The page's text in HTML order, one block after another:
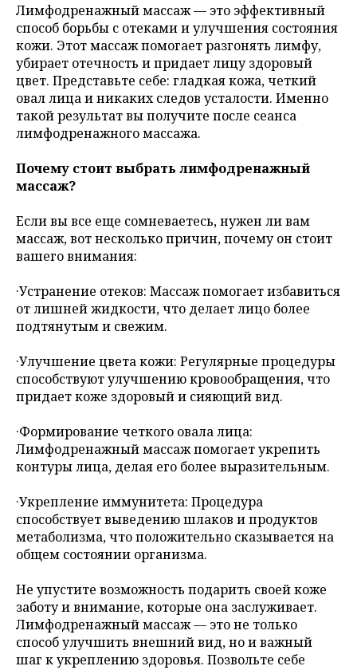
Лимфодренажный массаж — это эффективный
способ борьбы с отеками и улучшения состояния
кожи. Этот массаж помогает разгонять лимфу,
убирает отечность и придает лицу здоровый
цвет. Представьте себе: гладкая кожа, четкий
овал лица и никаких следов усталости. Именно
такой результат вы получите после сеанса
лимфодренажного массажа.
Почему стоит выбрать лимфодренажный
массаж?
Если вы все еще сомневаетесь, нужен ли вам
массаж, вот несколько причин, почему он стоит
вашего внимания:
·Устранение отеков: Массаж помогает избавиться
от лишней жидкости, что делает лицо более
подтянутым и свежим.
·Улучшение цвета кожи: Регулярные процедуры
способствуют улучшению кровообращения, что
придает коже здоровый и сияющий вид.
·Формирование четкого овала лица:
Лимфодренажный массаж помогает укрепить
контуры лица, делая его более выразительным.
·Укрепление иммунитета: Процедура
способствует выведению шлаков и продуктов
метаболизма, что положительно сказывается на
общем состоянии организма.
Не упустите возможность подарить своей коже
заботу и внимание, которые она заслуживает.
Лимфодренажный массаж — это не только
способ улучшить внешний вид, но и важный
шаг к укреплению здоровья. Позвольте себе